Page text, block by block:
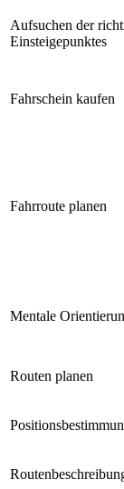
Aufsuchen der
Einsteigepunktes
Fahrschein kaufen
Fahrroute planen
Mentale
Routen planen